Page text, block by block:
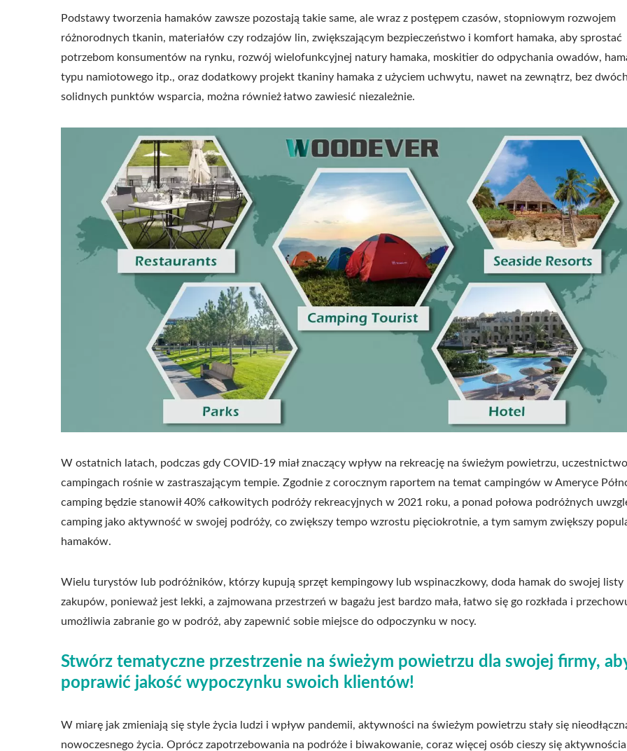
Podstawy tworzenia hamaków zawsze pozostają takie same, ale wraz z postępem czasów, stopniowym rozwojem
różnorodnych tkanin, materiałów czy rodzajów lin, zwiększającym bezpieczeństwo i komfort hamaka, aby sprostać
potrzebom konsumentów na rynku, rozwój wielofunkcyjnej natury hamaka, moskitier do odpychania owadów,
typu namiotowego itp., oraz dodatkowy projekt tkaniny hamaka z użyciem uchwytu, nawet na zewnątrz, bez
solidnych punktów wsparcia, można również łatwo zawiesić niezależnie.
W ostatnich latach, podczas gdy COVID-19 miał znaczący wpływ na rekreację na świeżym powietrzu,
campingach rośnie w zastraszającym tempie. Zgodnie z corocznym raportem na temat campingów w Ameryce
camping będzie stanowił 40% całkowitych podróży rekreacyjnych w 2021 roku, a ponad połowa podróżnych
camping jako aktywność w swojej podróży, co zwiększy tempo wzrostu pięciokrotnie, a tym samym zwiększy
hamaków.
Wielu turystów lub podróżników, którzy kupują sprzęt kempingowy lub wspinaczkowy, doda hamak do swojej listy
zakupów, ponieważ jest lekki, a zajmowana przestrzeń w bagażu jest bardzo mała, łatwo się go rozkłada i
umożliwia zabranie go w podróż, aby zapewnić sobie miejsce do odpoczynku w nocy.
Stwórz tematyczne przestrzenie na świeżym powietrzu dla swojej firmy,
poprawić jakość wypoczynku swoich klientów!
W miarę jak zmieniają się style życia ludzi i wpływ pandemii, aktywności na świeżym powietrzu stały się
nowoczesnego życia. Oprócz zapotrzebowania na podróże i biwakowanie, coraz więcej osób cieszy się